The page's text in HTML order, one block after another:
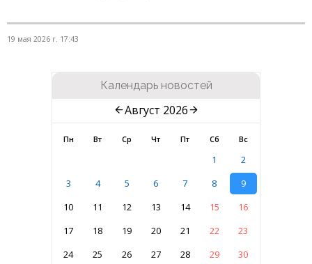
19 мая 2026 г. 17:43
Календарь новостей
Август 2026
Пн Вт Ср Чт Пт Сб Вс
1
2
3
4 5 6 7 8
9
10
11 12 13 14 15
16
17
18 19 20 21 22
23
24
25 26 27 28 29 30